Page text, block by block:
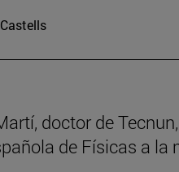
doctor de
de Físicas a la